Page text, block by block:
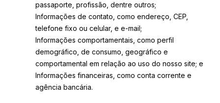
passaporte, profissão, dentre outros;
Informações de contato, como endereço, CEP,
telefone fixo ou celular, e e-mail;
Informações comportamentais, como perfil
demográfico, de consumo, geográfico e
comportamental em relação ao uso do nosso site; e
Informações financeiras, como conta corrente e
agência bancária.